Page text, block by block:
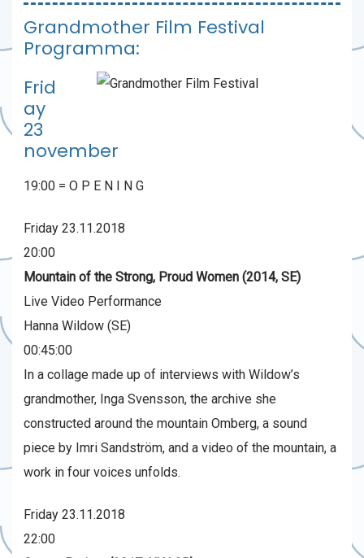
Grandmother Film Festival
Programma:
Frid
ay
23
november
19:00 = O P E N I N G
Friday 23.11.2018
20:00
Mountain of the Strong, Proud Women (2014, SE)
Live Video Performance
Hanna Wildow (SE)
00:45:00
In a collage made up of interviews with Wildow’s
grandmother, Inga Svensson, the archive she
constructed around the mountain Omberg, a sound
piece by Imri Sandström, and a video of the mountain, a
work in four voices unfolds.
Friday 23.11.2018
22:00